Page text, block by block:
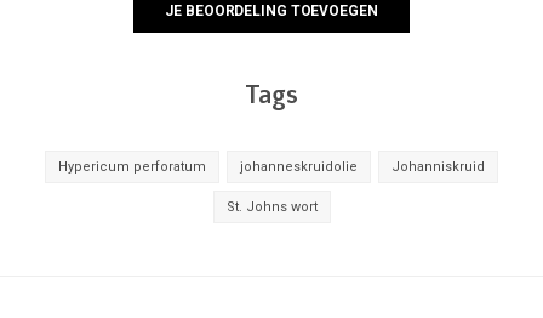
JE BEOORDELING TOEVOEGEN
Tags
Hypericum perforatum johanneskruidolie Johanniskruid
St. Johns wort